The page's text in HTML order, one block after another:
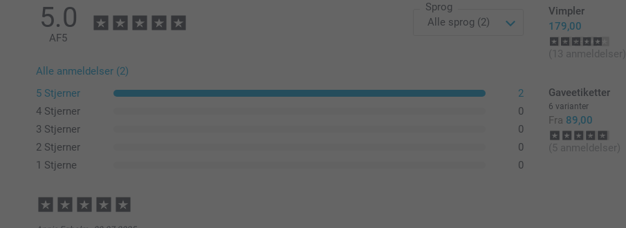
5.0
AF5
Sprog
Alle anmeldelser (2)
5 Stjerner
2
4 Stjerner
0
3 Stjerner
0
2 Stjerner
0
1 Stjerne
0
Vimpler
179,00
(13 anmeldelser)
Gaveetiketter
6 varianter
Fra 89,00
(5 anmeldelser)